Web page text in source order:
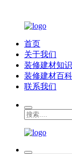
首页
关于我们
装修建材知识
装修建材百科
联系我们